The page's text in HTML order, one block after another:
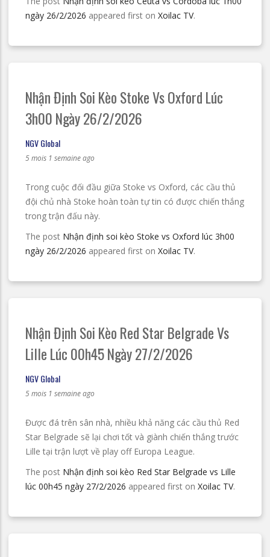
ngày 26/2/2026 appeared first on Xoilac TV.
Nhận Định Soi Kèo Stoke Vs Oxford Lúc
3h00 Ngày 26/2/2026
NGV Global
5 mois 1 semaine ago
Trong cuộc đối đầu giữa Stoke vs Oxford, các cầu thủ
đội chủ nhà Stoke hoàn toàn tự tin có được chiến thắng
trong trận đấu này.
The post Nhận định soi kèo Stoke vs Oxford lúc 3h00
ngày 26/2/2026 appeared first on Xoilac TV.
Nhận Định Soi Kèo Red Star Belgrade Vs
Lille Lúc 00h45 Ngày 27/2/2026
NGV Global
5 mois 1 semaine ago
Được đá trên sân nhà, nhiều khả năng các cầu thủ Red
Star Belgrade sẽ lại chơi tốt và giành chiến thắng trước
Lille tại trận lượt về play off Europa League.
The post Nhận định soi kèo Red Star Belgrade vs Lille
lúc 00h45 ngày 27/2/2026 appeared first on Xoilac TV.